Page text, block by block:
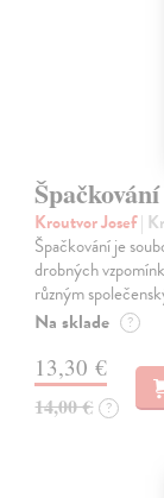
Špačkování
Kroutvor Josef|
Špačkování je
drobných
různým
Na sklade ?
13,30 €
14,00 € ?